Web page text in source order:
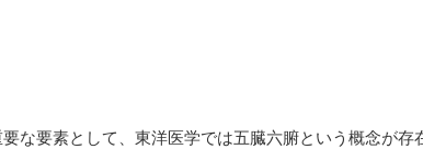
な要素として、東洋医学では五臓六腑という概念が存